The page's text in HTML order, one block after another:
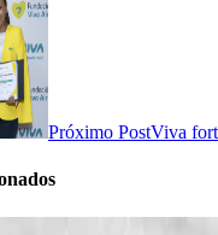
Próximo PostViva